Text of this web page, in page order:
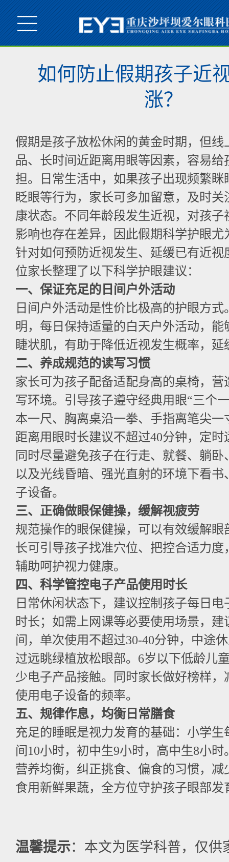
如何防止假期孩子近
涨？
假期是孩子放松休闲的黄金时期，但线
品、长时间近距离用眼等因素，容易给
担。日常生活中，如果孩子出现频繁眯
眨眼等行为，家长可多加留意，及时关
康状态。不同年龄段发生近视，对孩子
影响也存在差异，因此假期科学护眼尤
针对如何预防近视发生、延缓已有近视
位家长整理了以下科学护眼建议：
一、保证充足的日间户外活动
日间户外活动是性价比极高的护眼方式
明，每日保持适量的白天户外活动，能
睫状肌，有助于降低近视发生概率，延
二、养成规范的读写习惯
家长可为孩子配备适配身高的桌椅，营
写环境。引导孩子遵守经典用眼“三个
本一尺、胸离桌沿一拳、手指离笔尖一
距离用眼时长建议不超过40分钟，定时
同时尽量避免孩子在行走、就餐、躺卧
以及光线昏暗、强光直射的环境下看书
子设备。
三、正确做眼保健操，缓解视疲劳
规范操作的眼保健操，可以有效缓解眼
长可引导孩子找准穴位、把控合适力度
辅助呵护视力健康。
四、科学管控电子产品使用时长
日常休闲状态下，建议控制孩子每日
时长；如需上网课等必要使用场景，建
间，单次使用不超过30-40分钟，中途
过远眺绿植放松眼部。6岁以下低龄儿
少电子产品接触。同时家长做好榜样，
使用电子设备的频率。
五、规律作息，均衡日常膳食
充足的睡眠是视力发育的基础：小学生
间10小时，初中生9小时，高中生8小
营养均衡，纠正挑食、偏食的习惯，减
食用新鲜果蔬，全方位守护孩子眼部发
温馨提示：本文为医学科普，仅供